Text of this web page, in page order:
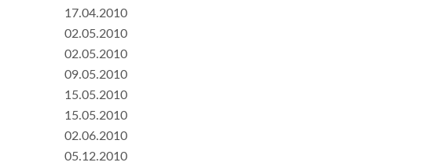
17.04.2010
02.05.2010
02.05.2010
09.05.2010
15.05.2010
15.05.2010
02.06.2010
05.12.2010